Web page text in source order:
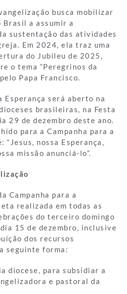
busca mobilizar
a assumir a
sustentação das atividades
Em 2024, ela traz uma
do Jubileu de 2025,
o tema “Peregrinos da
Papa Francisco.
Esperança será aberto na
brasileiras, na Festa
29 de dezembro deste ano.
para a Campanha para a
nossa Esperança,
missão anunciá-lo”.
Campanha para a
realizada em todas as
do terceiro domingo
15 de dezembro, inclusive
dos recursos
seguinte forma:
diocese, para subsidiar a
e pastoral da